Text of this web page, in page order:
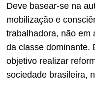
Deve basear-se na
mobilização e
trabalhadora, não em
da classe dominante.
objetivo realizar
sociedade brasileira,